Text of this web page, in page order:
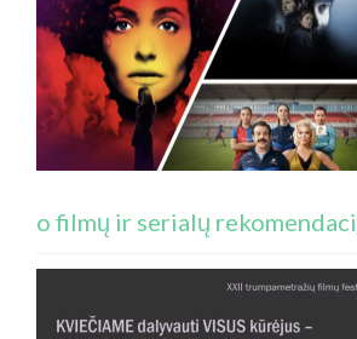
o filmų ir serialų